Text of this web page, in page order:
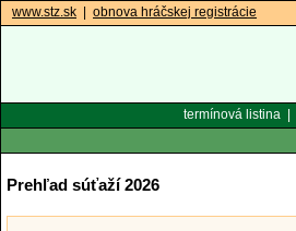
www.stz.sk obnova hráčskej registrácie
termínová listina|
Prehľad súťaží 2026